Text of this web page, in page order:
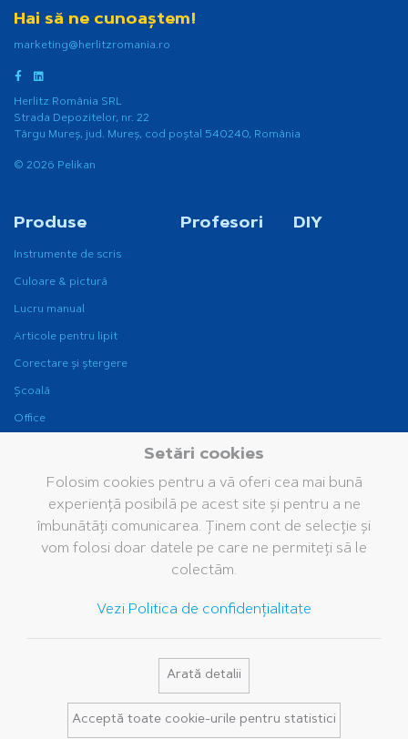
Hai să ne cunoaștem!
marketing@herlitzromania.ro
Herlitz România SRL
Strada Depozitelor, nr. 22
Târgu Mureș, jud. Mureș, cod poștal 540240, România
© 2026 Pelikan
Produse
Instrumente de scris
Culoare & pictură
Lucru manual
Articole pentru lipit
Corectare și ștergere
Școală
Office
Fine Writing
Profesori DIY
Companie
Grupul Pelikan
Sustenabilitate
Brand
Istoria noastră
Servicii
Cataloage
Întrebări frecvente
Contact
Setări cookies
Folosim cookies pentru a vă oferi cea mai bună
experiență posibilă pe acest site și pentru a ne
îmbunătăți comunicarea. Ținem cont de selecție și
vom folosi doar datele pe care ne permiteți să le
colectăm.
Vezi Politica de confidențialitate
Arată detalii
Acceptă toate cookie-urile pentru statistici